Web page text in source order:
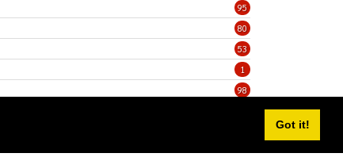
Got it!
95
80
53
1
98